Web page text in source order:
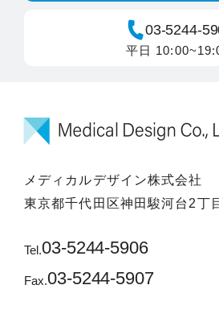
03-5244-
平日
メディカルデザイン株式会社
東京都千代田区神田駿河台2
Tel.03-5244-5906
Fax.03-5244-5907